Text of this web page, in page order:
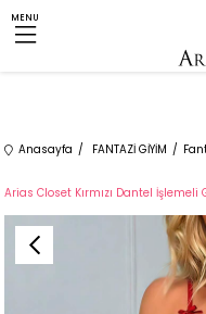
MENU
Anasayfa FANTAZİ GİYİM
Arias Closet Kırmızı Dantel İşlemeli